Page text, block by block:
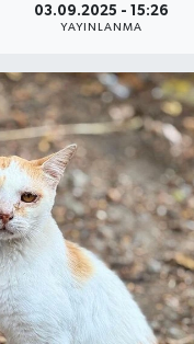
03.09.2025 - 15:26
YAYINLANMA